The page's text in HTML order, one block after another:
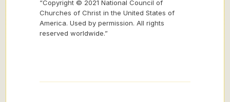
“Copyright © 2021 National Council of
Churches of Christ in the United States of
America. Used by permission. All rights
reserved worldwide.”